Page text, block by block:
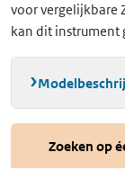
voor vergelijkbare
kan dit instrument
Zoeken op